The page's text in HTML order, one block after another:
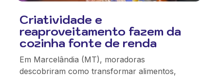
Criatividade e
reaproveitamento fazem da
cozinha fonte de renda
Em Marcelândia (MT), moradoras
descobriram como transformar alimentos,